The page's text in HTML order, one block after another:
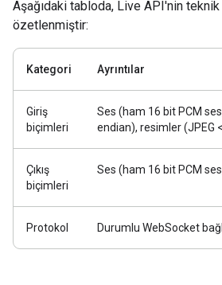
Aşağıdaki tabloda, Live API'nin
özetlenmiştir:
Kategori Ayrıntılar
Giriş
biçimleri
Ses (ham 16 bit PCM
endian), resimler (JPEG
Çıkış
biçimleri
Ses (ham 16 bit PCM
Protokol Durumlu WebSocket